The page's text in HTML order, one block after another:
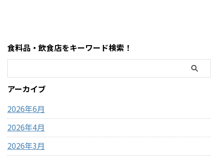
2,200円前後・内容量は450gの
大容量・ピスタチオ×サクサ
「ドバイチョコ」がコスパよ
く買える・甘さ＋ナッツ＋食
ドバイ ...
500Wで約2分30秒〜3分30秒が
目安・「ポンポン音が止まる
前」が完成のタイミング・1袋
約59円でコスパ最強 コストコ
食料品・飲食店をキーワード検索！
アーカイブ
2026年6月
2026年4月
2026年3月